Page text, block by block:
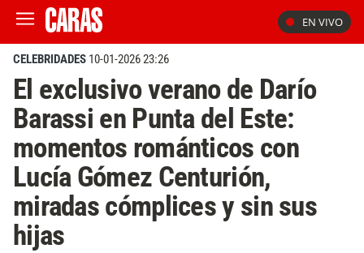
EN VIVO
CELEBRIDADES 10-01-2026 23:26
El exclusivo verano de Darío
Barassi en Punta del Este:
momentos románticos con
Lucía Gómez Centurión,
miradas cómplices y sin sus
hijas